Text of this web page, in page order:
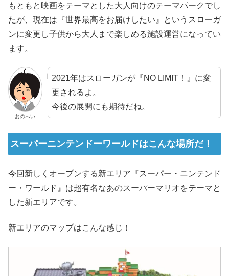
もともと映画をテーマとした大人向けのテーマパークでし
たが、現在は『世界最高をお届けしたい』というスローガ
ンに変更し子供から大人まで楽しめる施設運営になってい
ます。
おのへい
2021年はスローガンが『NO LIMIT！』に変
更されるよ。
今後の展開にも期待だね。
スーパーニンテンドーワールドはこんな場所だ！
今回新しくオープンする新エリア『スーパー・ニンテンド
ー・ワールド』は超有名なあのスーパーマリオをテーマと
した新エリアです。
新エリアのマップはこんな感じ！